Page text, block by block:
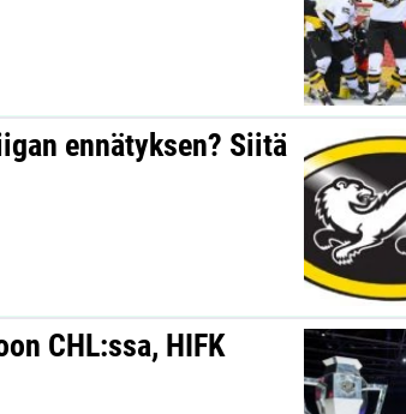
ennätyksen? Siitä
CHL:ssa, HIFK